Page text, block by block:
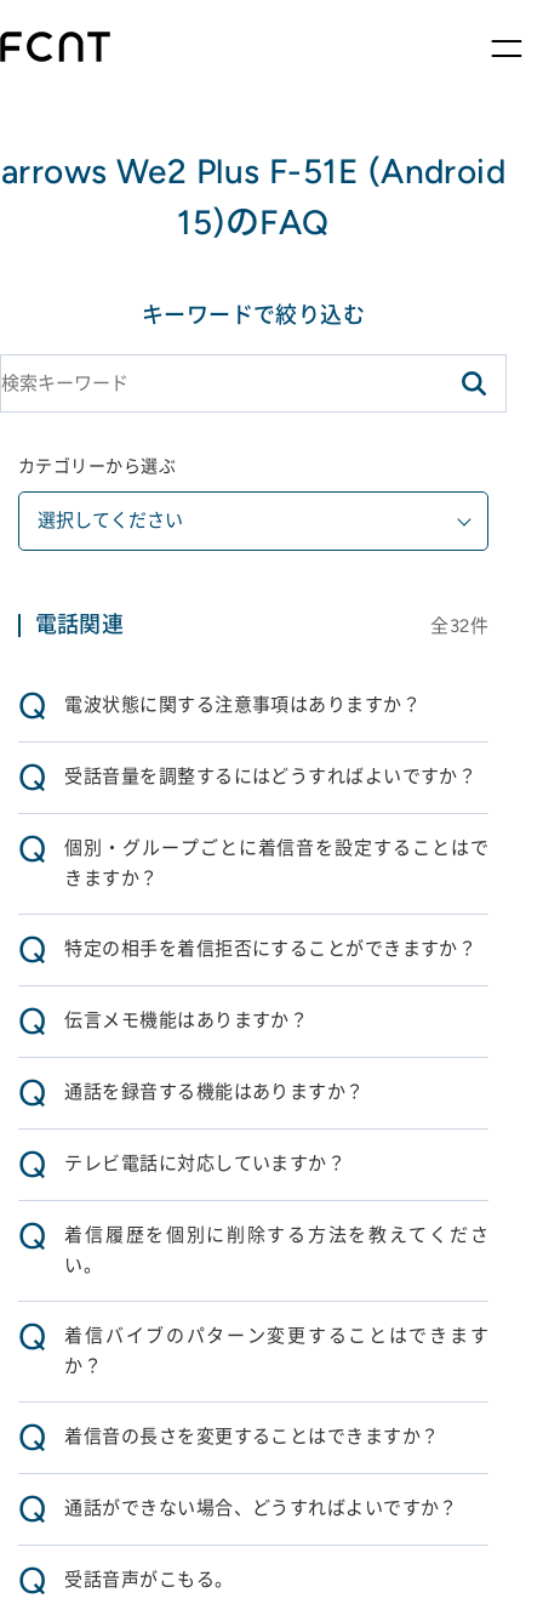
arrows We2 Plus F-51E (Android
15)のFAQ
キーワードで絞り込む
カテゴリーから選ぶ
電話関連 全32件
Q 電波状態に関する注意事項はありますか？
Q 受話音量を調整するにはどうすればよいですか？
Q
個別・グループごとに着信音を設定することはで
きますか？
Q 特定の相手を着信拒否にすることができますか？
Q 伝言メモ機能はありますか？
Q 通話を録音する機能はありますか？
Q テレビ電話に対応していますか？
Q
着信履歴を個別に削除する方法を教えてくださ
い。
Q
着信バイブのパターン変更することはできます
か？
Q 着信音の長さを変更することはできますか？
Q 通話ができない場合、どうすればよいですか？
Q 受話音声がこもる。